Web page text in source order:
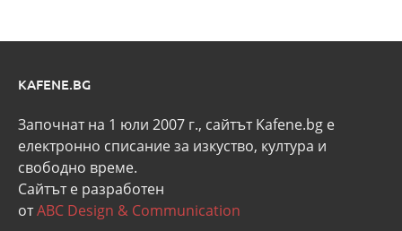
KAFENE.BG
Започнат на 1 юли 2007 г., сайтът Kafene.bg e
eлектронно списание за изкуство, култура и
свободно време.
Сайтът е разработен
отABC Design & Communication